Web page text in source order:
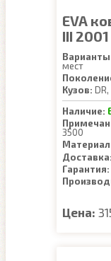
EVA
III
мест
Кузов: DR,
Наличие:
3500
Доставка:
Гарантия:
Цена: